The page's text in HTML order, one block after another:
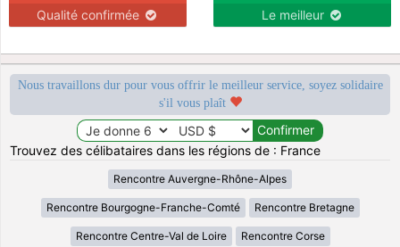
Qualité confirmée Le meilleur
Nous travaillons dur pour vous offrir le meilleur service, soyez solidaire
s'il vous plaît
Trouvez des célibataires dans les régions de : France
Rencontre Auvergne-Rhône-Alpes
Rencontre Bourgogne-Franche-Comté Rencontre Bretagne
Rencontre Centre-Val de Loire Rencontre Corse